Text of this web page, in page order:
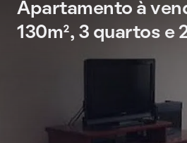
Apartamento à
130m², 3 quartos e